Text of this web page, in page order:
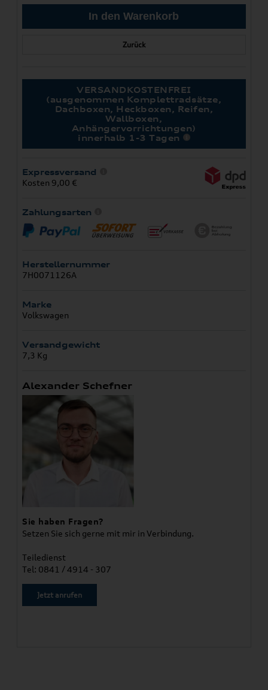
Zurück
VERSANDKOSTENFREI
(ausgenommen Komplettradsätze,
Dachboxen, Heckboxen, Reifen,
Wallboxen,
Anhängervorrichtungen)
innerhalb 1-3 Tagen
Expressversand
Kosten 9,00 €
Zahlungsarten
Herstellernummer
7H0071126A
Marke
Volkswagen
Versandgewicht
7,3 Kg
Alexander Schefner
Sie haben Fragen?
Setzen Sie sich gerne mit mir in Verbindung.
Teiledienst
Tel: 0841 / 4914 - 307
Jetzt anrufen